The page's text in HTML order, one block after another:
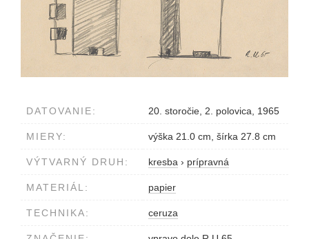
DATOVANIE: 20. storočie, 2. polovica, 1965
MIERY: výška 21.0 cm, šírka 27.8 cm
VÝTVARNÝ DRUH: kresba › prípravná
MATERIÁL: papier
TECHNIKA: ceruza